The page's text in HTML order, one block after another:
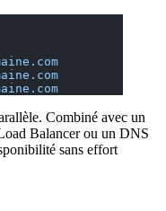
Combiné avec un
Balancer ou un DNS
sans effort